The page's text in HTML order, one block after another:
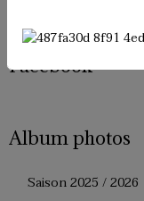
Facebook
Album photos
Saison 2025 / 2026